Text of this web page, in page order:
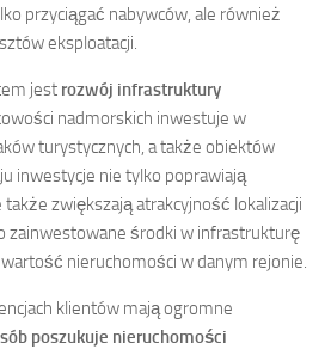
przyciągać nabywców, ale również
eksploatacji.
jest rozwój infrastruktury
nadmorskich inwestuje w
turystycznych, a także obiektów
inwestycje nie tylko poprawiają
zwiększają atrakcyjność lokalizacji
zainwestowane środki w infrastrukturę
nieruchomości w danym rejonie.
klientów mają ogromne
poszukuje nieruchomości